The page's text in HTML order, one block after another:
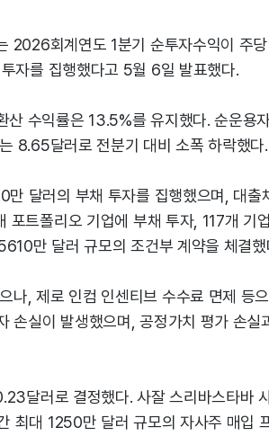
2026회계연도 1분기 순투자수익이 주
자를 집행했다고 5월 6일 발표했다.
산 수익률은 13.5%를 유지했다. 순운용
8.65달러로 전분기 대비 소폭 하락했다.
달러의 부채 투자를 집행했으며, 대출
트폴리오 기업에 부채 투자, 117개 기
만 달러 규모의 조건부 계약을 체결했
나, 제로 인컴 인센티브 수수료 면제 등
손실이 발생했으며, 공정가치 평가 손
달러로 결정했다. 사잘 스리바스타바
최대 1250만 달러 규모의 자사주 매입